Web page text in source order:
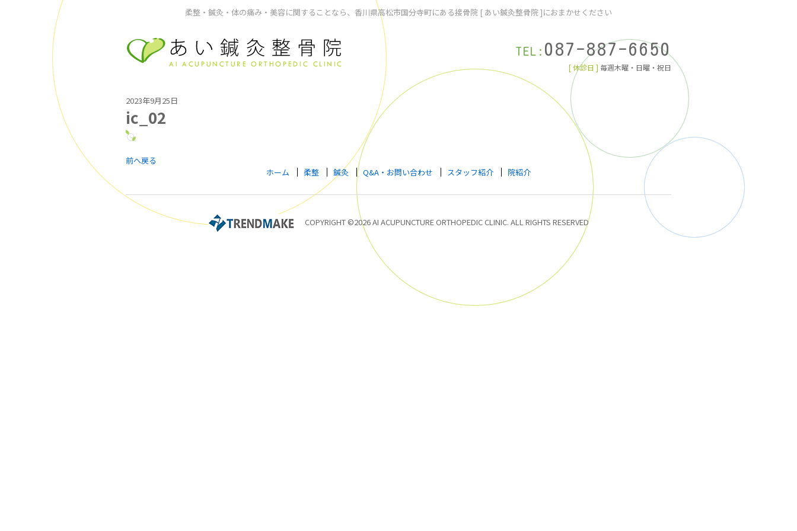
柔整・鍼灸・体の痛み・美容に関することなら、香川県高松市国分寺町にある接骨院 [ あい鍼灸整骨院 ]におまかせください
TEL: 087-887-6650
[ 休診日 ] 毎週木曜・日曜・祝日
2023年9月25日
ic_02
前へ戻る
ホーム
柔整 鍼灸 Q&A・お問い合わせ スタッフ紹介 院紹介
COPYRIGHT ©2026 AI ACUPUNCTURE ORTHOPEDIC CLINIC. ALL RIGHTS RESERVED